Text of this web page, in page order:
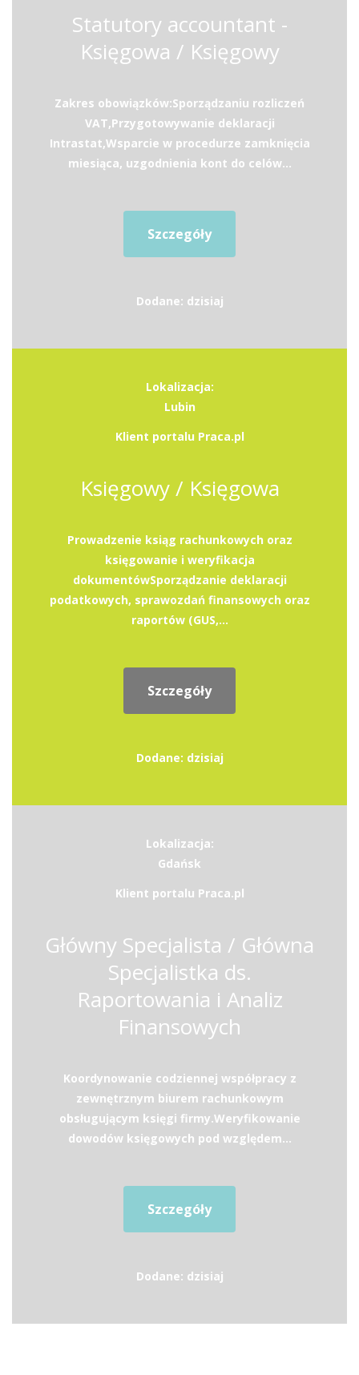
Statutory accountant -
Księgowa / Księgowy
Zakres obowiązków:Sporządzaniu rozliczeń
VAT,Przygotowywanie deklaracji
Intrastat,Wsparcie w procedurze zamknięcia
miesiąca, uzgodnienia kont do celów...
Szczegóły
Dodane: dzisiaj
Lokalizacja:
Lubin
Klient portalu Praca.pl
Księgowy / Księgowa
Prowadzenie ksiąg rachunkowych oraz
księgowanie i weryfikacja
dokumentówSporządzanie deklaracji
podatkowych, sprawozdań finansowych oraz
raportów (GUS,...
Szczegóły
Dodane: dzisiaj
Lokalizacja:
Gdańsk
Klient portalu Praca.pl
Główny Specjalista / Główna
Specjalistka ds.
Raportowania i Analiz
Finansowych
Koordynowanie codziennej współpracy z
zewnętrznym biurem rachunkowym
obsługującym księgi firmy.Weryfikowanie
dowodów księgowych pod względem...
Szczegóły
Dodane: dzisiaj